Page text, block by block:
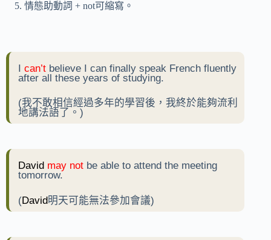
情態助動詞 + not可縮寫。
can’t believe I can finally speak French fluently
after all these years of studying.
(我不敢相信經過多年的學習後，我終於能夠流利
地講法語了。)
David may not be able to attend the meeting
tomorrow.
(David明天可能無法參加會議)